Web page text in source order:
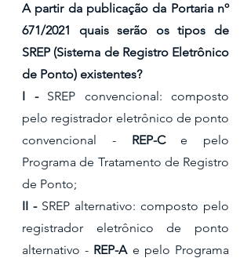
A partir da publicação da Portaria nº
671/2021 quais serão os tipos de
SREP (Sistema de Registro Eletrônico
de Ponto) existentes?
I - SREP convencional: composto
pelo registrador eletrônico de ponto
convencional - REP-C e pelo
Programa de Tratamento de Registro
de Ponto;
II - SREP alternativo: composto pelo
registrador eletrônico de ponto
alternativo - REP-A e pelo Programa